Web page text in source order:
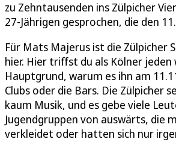
zu Zehntausenden ins Zülpicher
27-Jährigen gesprochen, die den
Für Mats Majerus ist die Zülpicher
hier. Hier triffst du als Kölner jeden
Hauptgrund, warum es ihn am
Clubs oder die Bars. Die Zülpicher
kaum Musik, und es gebe viele
Jugendgruppen von auswärts, die
verkleidet oder hatten sich nur